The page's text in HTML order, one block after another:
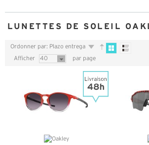
LUNETTES DE SOLEIL
Ordonner par: Plazo entrega
Afficher 40 par page